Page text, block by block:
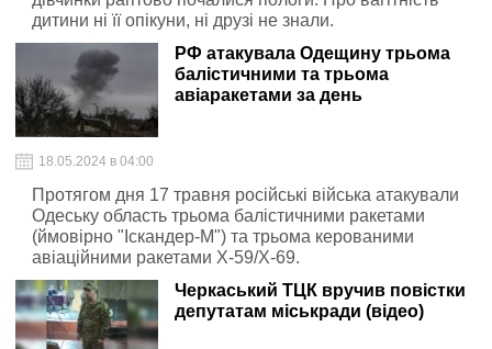
дитини ні її опікуни, ні друзі не знали.
РФ атакувала Одещину трьома
балістичними та трьома
авіаракетами за день
18.05.2024 в 04:00
Протягом дня 17 травня російські війська атакували
Одеську область трьома балістичними ракетами
(ймовірно "Іскандер-М") та трьома керованими
авіаційними ракетами Х-59/Х-69.
Черкаський ТЦК вручив повістки
депутатам міськради (відео)